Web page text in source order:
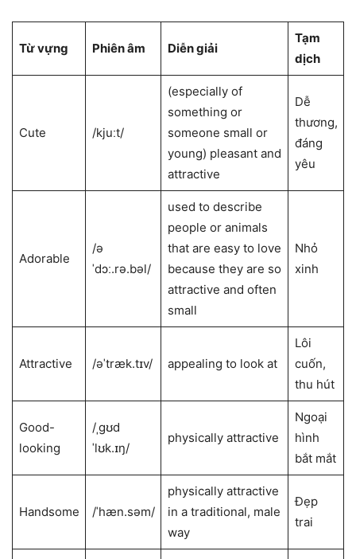
Từ vựng Phiên âm Diễn giải
Tạm
dịch
Cute /kjuːt/
(​especially of
something or
someone ​small or ​
young) ​pleasant and
​attractive
Dễ
thương,
đáng
yêu
Adorable
/ə
ˈdɔː.rə.bəl/
used to ​describe ​
people or ​animals
that are ​easy to ​love
because they are so
​attractive and often ​
small
Nhỏ
xinh
Attractive /əˈtræk.tɪv/ appealing to look at
Lôi
cuốn,
thu hút
Good-
looking
/ˌɡʊd
ˈlʊk.ɪŋ/
physically ​attractive
Ngoại
hình
bắt mắt
Handsome /ˈhæn.səm/
​physically ​attractive
in a ​traditional, ​male
way
Đẹp
trai